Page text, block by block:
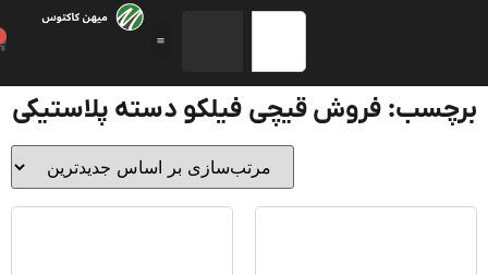
فروش قیچی فیلکو دسته پلاستیکی